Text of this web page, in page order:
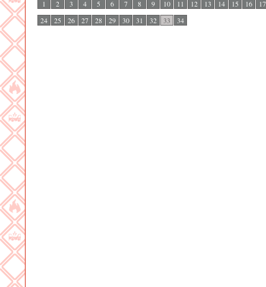
1 2 3 4 5 6 7 8 9 10 11 12 13 14 15 16
17
24
25 26 27 28 29 30 31 32 33 34